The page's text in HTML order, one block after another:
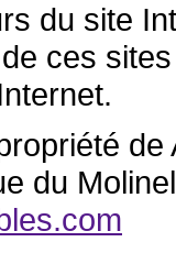
du site
ces
du